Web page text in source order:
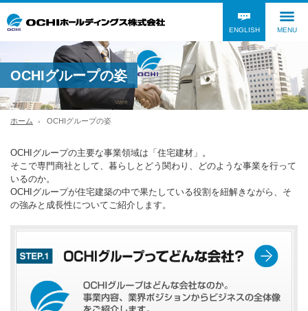
ENGLISH MENU
OCHIグループの姿
ホーム OCHIグループの姿
OCHIグループの主要な事業領域は「住宅建材」。
そこで専門商社として、暮らしとどう関わり、どのような事業を行って
いるのか。
OCHIグループが住宅建築の中で果たしている役割を紐解きながら、そ
の強みと成長性についてご紹介します。